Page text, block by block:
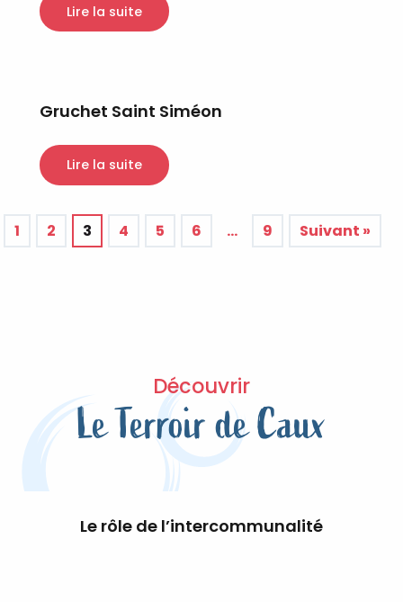
Lire la suite
Gruchet Saint Siméon
Lire la suite
1 2 3 4 5 6 … 9 Suivant »
Découvrir
Le Terroir de Caux
Le rôle de l’intercommunalité